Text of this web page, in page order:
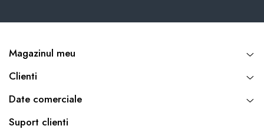
Magazinul meu
Clienti
Date comerciale
Suport clienti